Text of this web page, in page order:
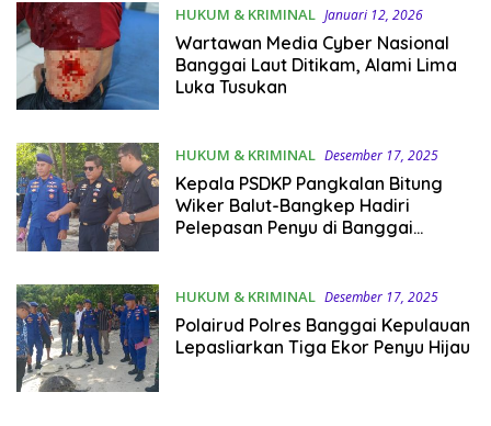
HUKUM & KRIMINAL Januari 12, 2026
Wartawan Media Cyber Nasional
Banggai Laut Ditikam, Alami Lima
Luka Tusukan
HUKUM & KRIMINAL Desember 17, 2025
Kepala PSDKP Pangkalan Bitung
Wiker Balut-Bangkep Hadiri
Pelepasan Penyu di Banggai
HUKUM & KRIMINAL Desember 17, 2025
Polairud Polres Banggai Kepulauan
Lepasliarkan Tiga Ekor Penyu Hijau